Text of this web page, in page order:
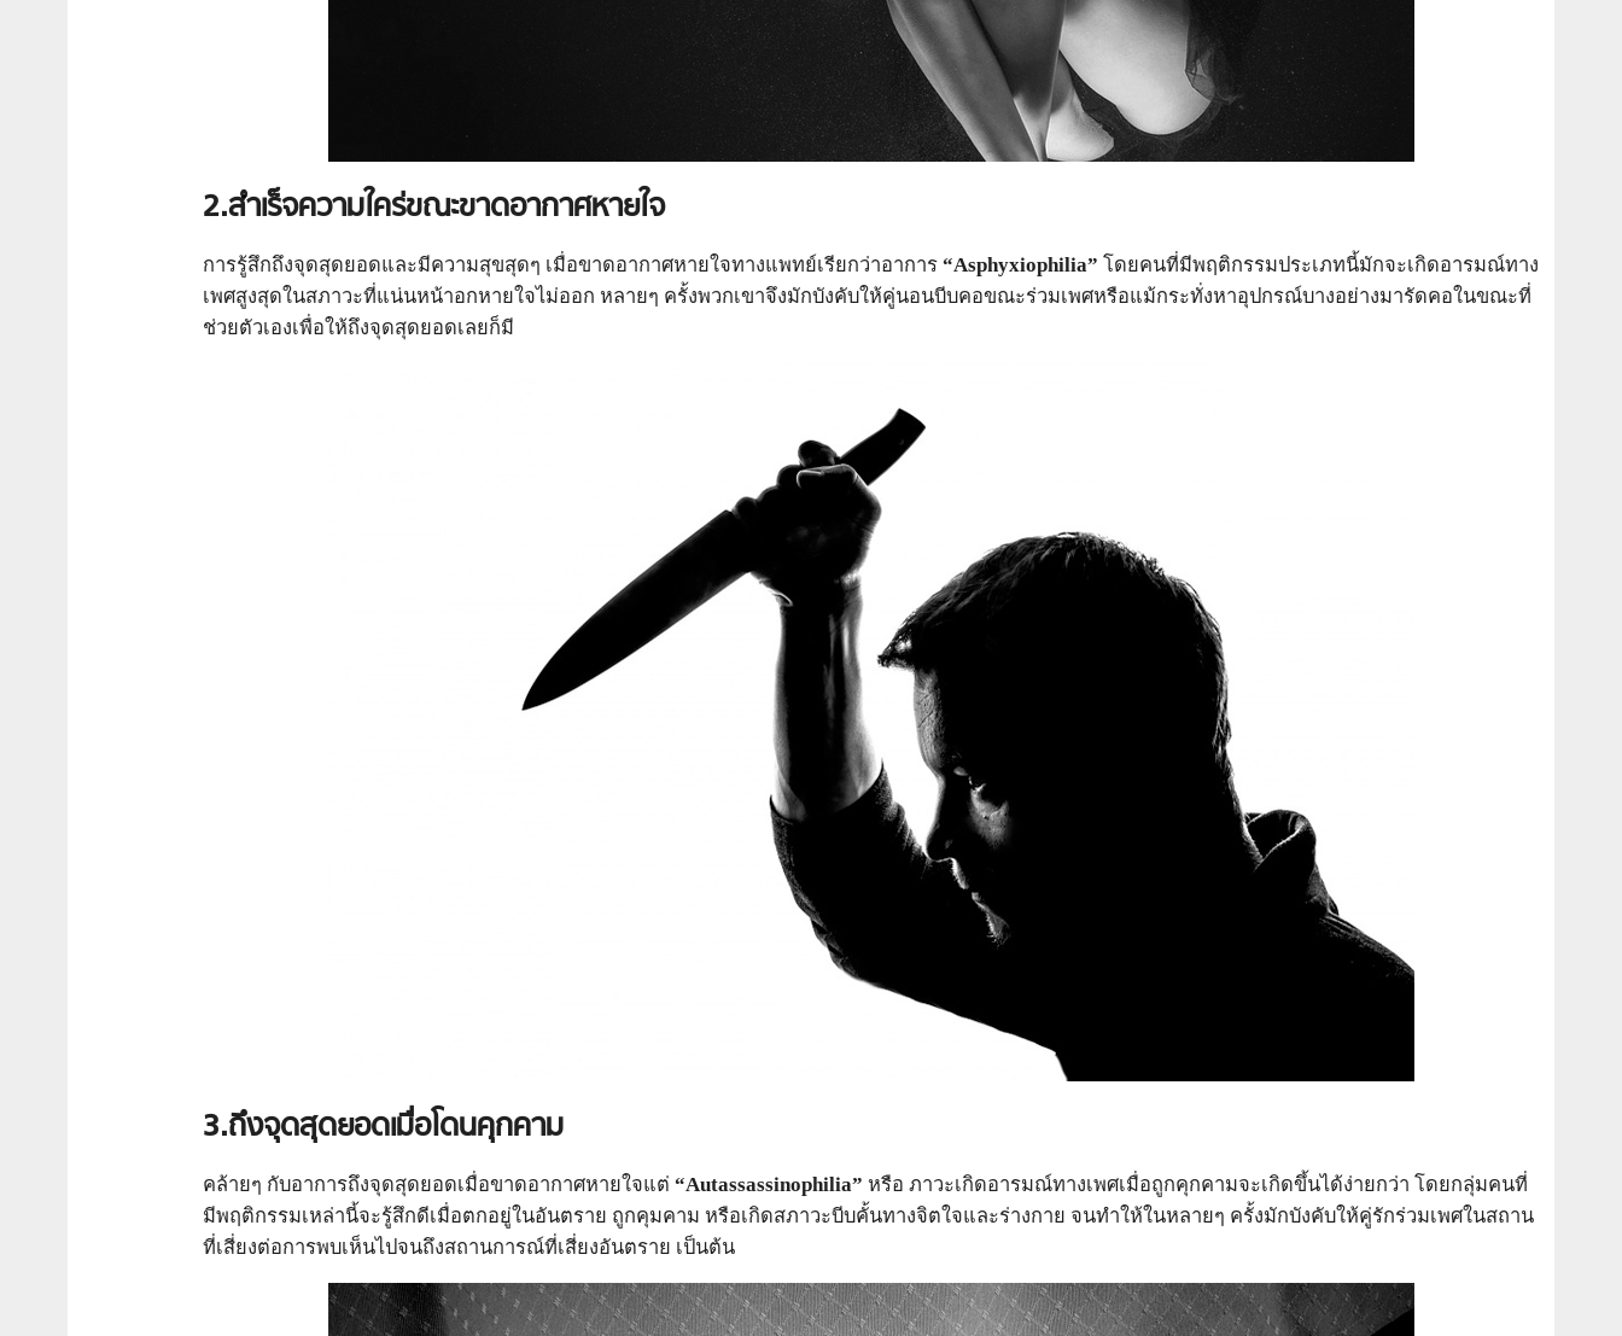
2.สำเร็จความใคร่ขณะขาดอากาศหายใจ
การรู้สึกถึงจุดสุดยอดและมีความสุขสุดๆ เมื่อขาดอากาศหายใจทางแพทย์เรียกว่าอาการ “Asphyxiophilia” โดยคนที่มีพฤติกรรมประเภทนี้มักจะเกิดอารมณ์ทาง
เพศสูงสุดในสภาวะที่แน่นหน้าอกหายใจไม่ออก หลายๆ ครั้งพวกเขาจึงมักบังคับให้คู่นอนบีบคอขณะร่วมเพศหรือแม้กระทั่งหาอุปกรณ์บางอย่างมารัดคอในขณะที่
ช่วยตัวเองเพื่อให้ถึงจุดสุดยอดเลยก็มี
3.ถึงจุดสุดยอดเมื่อโดนคุกคาม
คล้ายๆ กับอาการถึงจุดสุดยอดเมื่อขาดอากาศหายใจแต่ “Autassassinophilia” หรือ ภาวะเกิดอารมณ์ทางเพศเมื่อถูกคุกคามจะเกิดขึ้นได้ง่ายกว่า โดยกลุ่มคนที่
มีพฤติกรรมเหล่านี้จะรู้สึกดีเมื่อตกอยู่ในอันตราย ถูกคุมคาม หรือเกิดสภาวะบีบคั้นทางจิตใจและร่างกาย จนทำให้ในหลายๆ ครั้งมักบังคับให้คู่รักร่วมเพศในสถาน
ที่เสี่ยงต่อการพบเห็นไปจนถึงสถานการณ์ที่เสี่ยงอันตราย เป็นต้น